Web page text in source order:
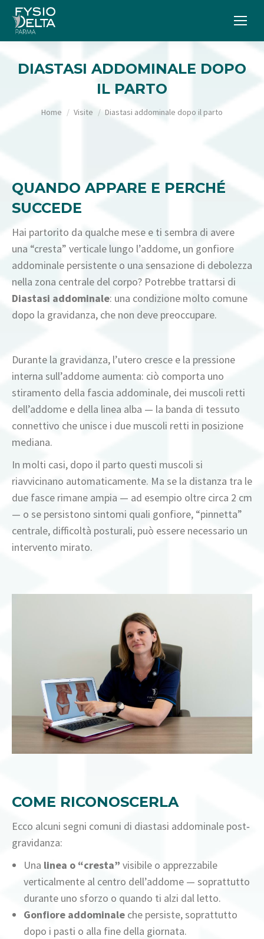
DIASTASI ADDOMINALE DOPO
IL PARTO
Tu sei qui:
Home Visite Diastasi addominale dopo il parto
QUANDO APPARE E PERCHÉ
SUCCEDE
Hai partorito da qualche mese e ti sembra di avere
una “cresta” verticale lungo l’addome, un gonfiore
addominale persistente o una sensazione di debolezza
nella zona centrale del corpo? Potrebbe trattarsi di
Diastasi addominale: una condizione molto comune
dopo la gravidanza, che non deve preoccupare.
Durante la gravidanza, l’utero cresce e la pressione
interna sull’addome aumenta: ciò comporta uno
stiramento della fascia addominale, dei muscoli retti
dell’addome e della linea alba — la banda di tessuto
connettivo che unisce i due muscoli retti in posizione
mediana.
In molti casi, dopo il parto questi muscoli si
riavvicinano automaticamente. Ma se la distanza tra le
due fasce rimane ampia — ad esempio oltre circa 2 cm
— o se persistono sintomi quali gonfiore, “pinnetta”
centrale, difficoltà posturali, può essere necessario un
intervento mirato.
COME RICONOSCERLA
Ecco alcuni segni comuni di diastasi addominale post‐
gravidanza:
Una linea o “cresta” visibile o apprezzabile
verticalmente al centro dell’addome — soprattutto
durante uno sforzo o quando ti alzi dal letto.
Gonfiore addominale che persiste, soprattutto
dopo i pasti o alla fine della giornata.